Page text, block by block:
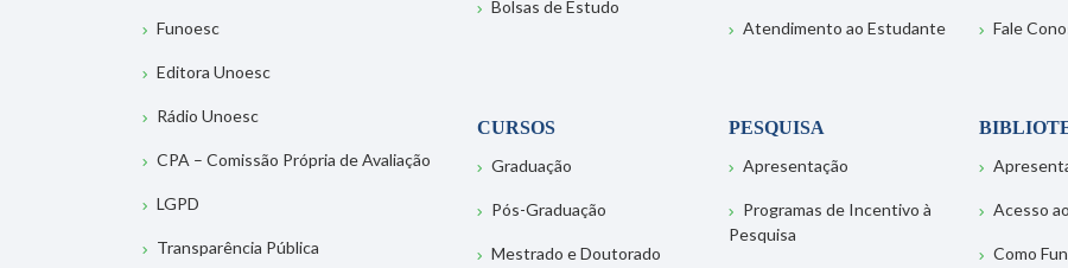
Funoesc
Editora Unoesc
Rádio Unoesc
CPA – Comissão Própria de Avaliação
LGPD
Transparência Pública
Bolsas de Estudo
Atendimento ao Estudante Fale
CURSOS
Graduação
Pós-Graduação
Mestrado e Doutorado
PESQUISA
Apresentação
Programas de Incentivo à
Pesquisa
Acesso
Como